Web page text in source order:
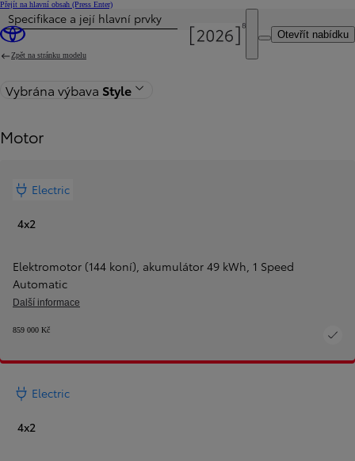
Přejít na hlavní obsah (Press Enter)
Otevřít nabídku
Specifikace a její hlavní prvky
Zpět na stránku modelu
Vybrána výbava Style
Motor
Electric
4x2
Elektromotor (144 koní), akumulátor 49 kWh, 1 Speed
Automatic
Další informace
859 000 Kč
Electric
4x2